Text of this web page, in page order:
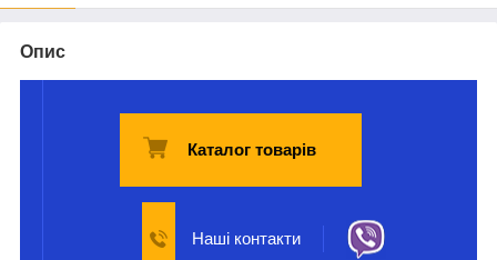
Опис
Каталог товарів
Наші контакти